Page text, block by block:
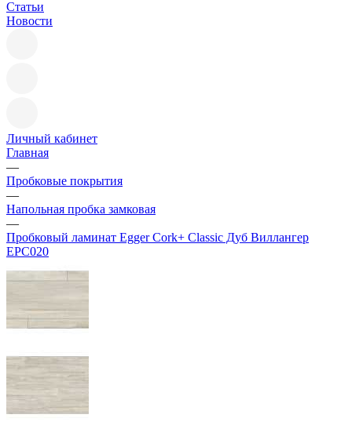
Статьи
Новости
Личный кабинет
Главная
—
Пробковые покрытия
—
Напольная пробка замковая
—
Пробковый ламинат Egger Cork+ Classic Дуб Виллангер
EPC020